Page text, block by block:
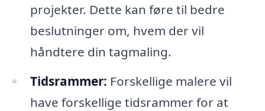
projekter. Dette kan føre til bedre
beslutninger om, hvem der vil
håndtere din tagmaling.
Tidsrammer: Forskellige malere vil
have forskellige tidsrammer for at